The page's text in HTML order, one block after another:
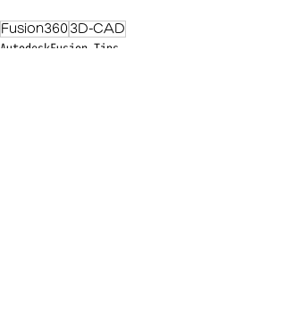
Fusion360 3D-CAD
AutodeskFusion Tips